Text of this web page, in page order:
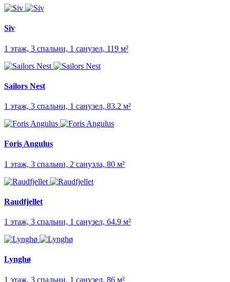
Siv
1 этаж, 3 спальни, 1 санузел, 119 м²
Sailors Nest
1 этаж, 3 спальни, 1 санузел, 83.2 м²
Foris Angulus
1 этаж, 3 спальни, 2 санузла, 80 м²
Raudfjellet
1 этаж, 3 спальни, 1 санузел, 64.9 м²
Lynghø
1 этаж, 3 спальни, 1 санузел, 86 м²